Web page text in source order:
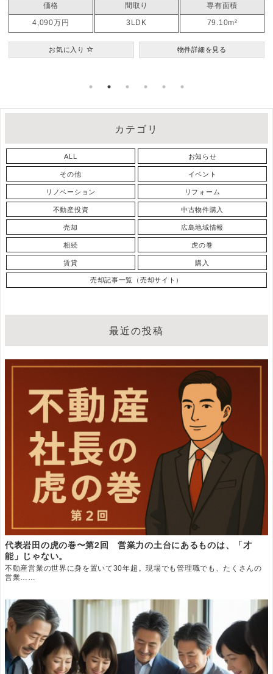
専有面積
79.10m²
物件詳細を見る
価格
3,580万円
間取り
2LDK
お気に入り
カテゴリ
ALL お知らせ
その他 イベント
リノベーション リフォーム
不動産投資 中古物件購入
売却 広島地域情報
相続 虎の巻
賃貸 購入
売却記事一覧（売却サイト）
最近の投稿
代表岩田の虎の巻〜第2回 営業力の土台にあるものは、「才
能」じゃない。
不動産営業の世界に身を置いて30年超。現場でも管理職でも、たくさんの
営業……